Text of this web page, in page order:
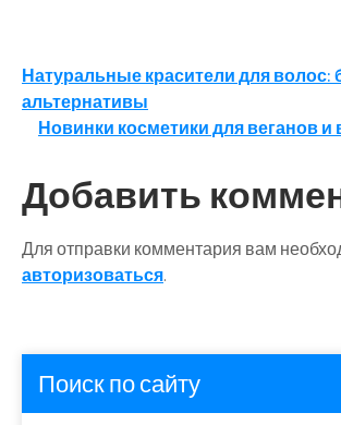
Навигация
по
Натуральные красители для волос:
альтернативы
Новинки косметики для веганов и
Добавить
Для отправки комментария вам
авторизоваться.
Поиск по сайту